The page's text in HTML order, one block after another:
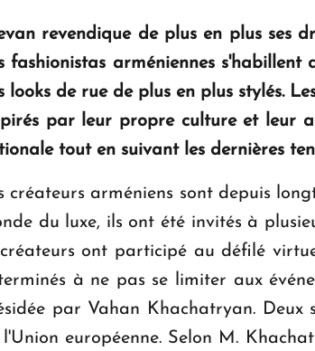
revendique de plus en plus ses
fashionistas arméniennes
looks de rue de plus en plus stylés.
par leur propre culture et leur
tout en suivant les dernières
créateurs arméniens sont depuis
du luxe, ils ont été invités à
créateurs ont participé au défilé
à ne pas se limiter aux
par Vahan Khachatryan. Deux
l'Union européenne. Selon M.